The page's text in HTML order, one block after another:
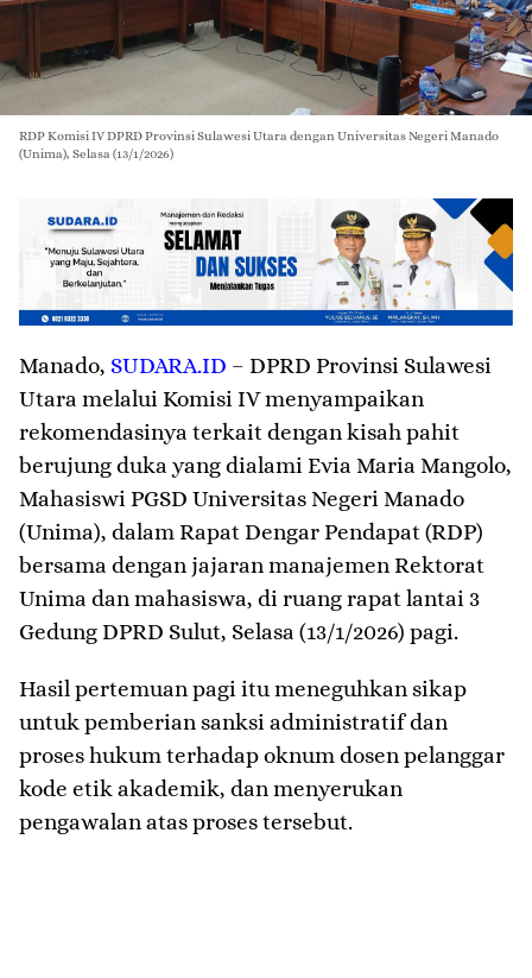
RDP Komisi IV DPRD Provinsi Sulawesi Utara dengan Universitas Negeri Manado
(Unima), Selasa (13/1/2026)
Manado, SUDARA.ID – DPRD Provinsi Sulawesi
Utara melalui Komisi IV menyampaikan
rekomendasinya terkait dengan kisah pahit
berujung duka yang dialami Evia Maria Mangolo,
Mahasiswi PGSD Universitas Negeri Manado
(Unima), dalam Rapat Dengar Pendapat (RDP)
bersama dengan jajaran manajemen Rektorat
Unima dan mahasiswa, di ruang rapat lantai 3
Gedung DPRD Sulut, Selasa (13/1/2026) pagi.
Hasil pertemuan pagi itu meneguhkan sikap
untuk pemberian sanksi administratif dan
proses hukum terhadap oknum dosen pelanggar
kode etik akademik, dan menyerukan
pengawalan atas proses tersebut.